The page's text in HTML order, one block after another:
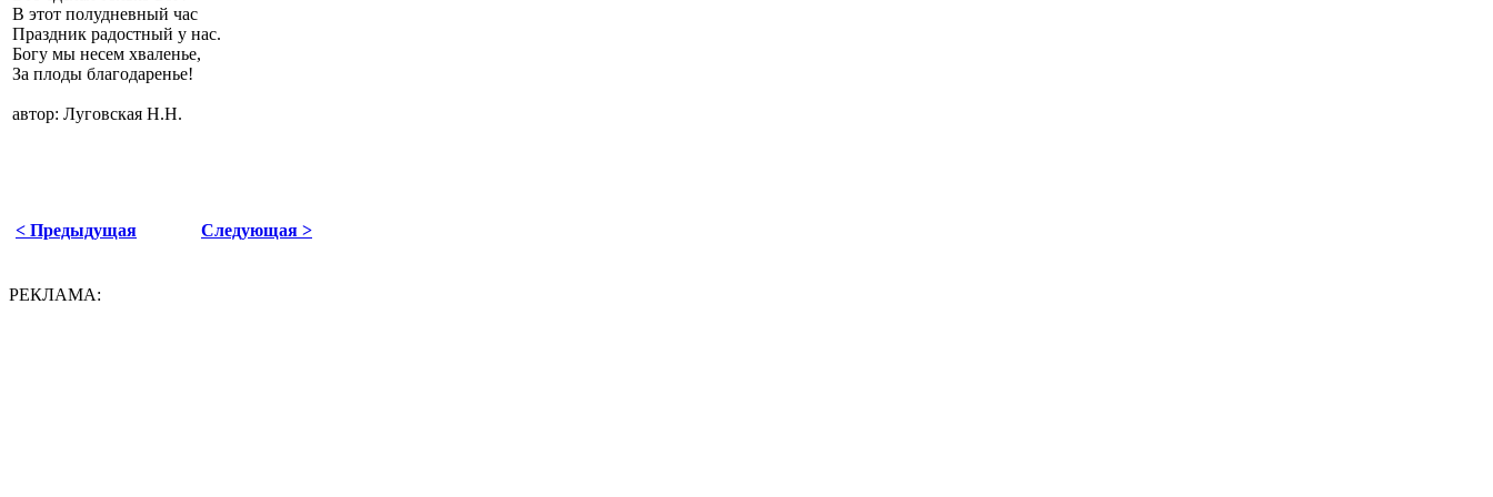
В этот полудневный час
Праздник радостный у нас.
Богу мы несем хваленье,
За плоды благодаренье!
автор: Луговская Н.Н.
< Предыдущая Следующая >
РЕКЛАМА: